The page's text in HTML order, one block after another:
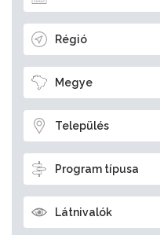
Régió
Megye
Település
Program típusa
Látnivalók